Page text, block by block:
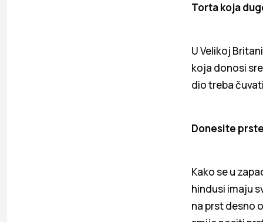
Torta koja
U Velikoj
koja donosi
dio treba
Donesite
Kako se u
hindusi imaju
na prst desno